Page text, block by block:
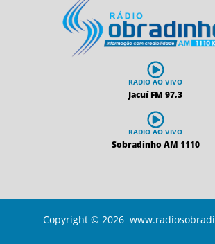
RADIO AO VIVO
Jacuí FM 97,3
RADIO AO VIVO
Sobradinho AM 1110
Copyright © 2026